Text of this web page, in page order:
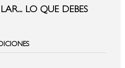
LO QUE DEBES